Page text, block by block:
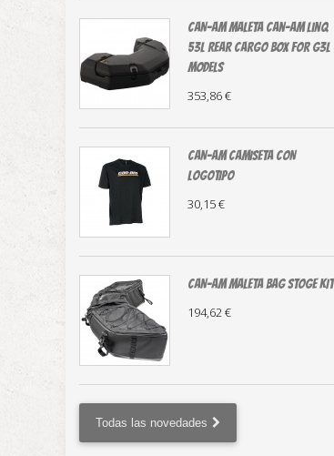
CAN-AM MALETA Can-Am LinQ
53L Rear Cargo Box For G3L
Models
353,86 €
CAN-AM CAMISETA CON
LOGOTIPO
30,15 €
CAN-AM MALETA BAG STOGE KIT
194,62 €
Todas las novedades